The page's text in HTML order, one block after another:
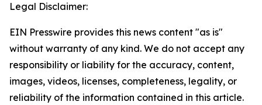
Legal Disclaimer:
EIN Presswire provides this news content "as is"
without warranty of any kind. We do not accept any
responsibility or liability for the accuracy, content,
images, videos, licenses, completeness, legality, or
reliability of the information contained in this article.